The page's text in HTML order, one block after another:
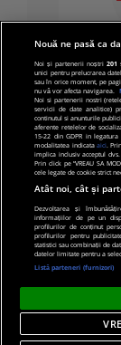
© 2019 PRO
de
Nouă ne pasă ca
Noi și partenerii noștri201
unici pentru prelucrarea
sau în orice moment, pe
nu vă vor afecta navigarea.
Noi si partenerii nostri
servicii de date analitice)
continutul si anunturile
aferente retelelor de
15-22 din GDPR in
modalitatea indicata aici.
implica inclusiv acceptul
Prin click pe “VREAU SA
cele legate de cookie strict
Atât noi, cât și
Dezvoltarea și
informațiilor de pe un
profilurilor de conținut
profilurilor pentru
statistici sau combinații de
datelor limitate pentru a
Listă parteneri (furnizori)